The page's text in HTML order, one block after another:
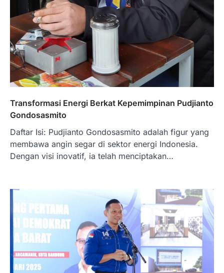
Transformasi Energi Berkat Kepemimpinan Pudjianto
Gondosasmito
Daftar Isi: Pudjianto Gondosasmito adalah figur yang
membawa angin segar di sektor energi Indonesia.
Dengan visi inovatif, ia telah menciptakan…